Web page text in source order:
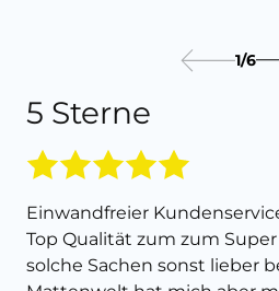
5 Sterne
Einwandfreier
Top Qualität zum zum
solche Sachen sonst lieber
1/6